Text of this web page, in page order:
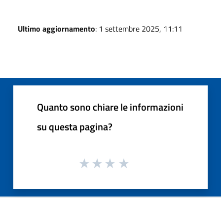
Ultimo aggiornamento: 1 settembre 2025, 11:11
Quanto sono chiare le informazioni
su questa pagina?